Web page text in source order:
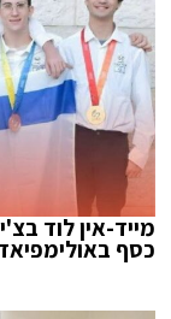
מייד-אין לוד
כסף